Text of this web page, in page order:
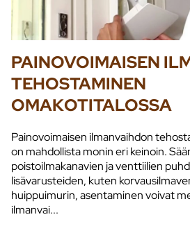
PAINOVOIMAISEN
TEHOSTAMINEN
OMAKOTITALOSSA
Painovoimaisen ilmanvaihdon
on mahdollista monin eri keinoin.
poistoilmakanavien ja venttiilien
lisävarusteiden, kuten
huippuimurin, asentaminen voivat
ilmanvai...